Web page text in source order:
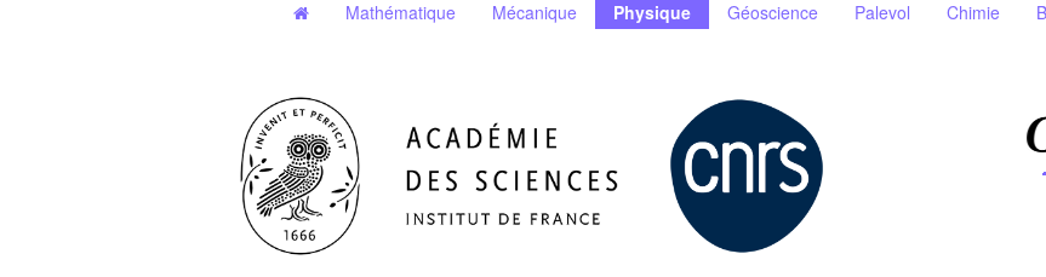
Mathématique Mécanique Physique Géoscience Palevol Chimie